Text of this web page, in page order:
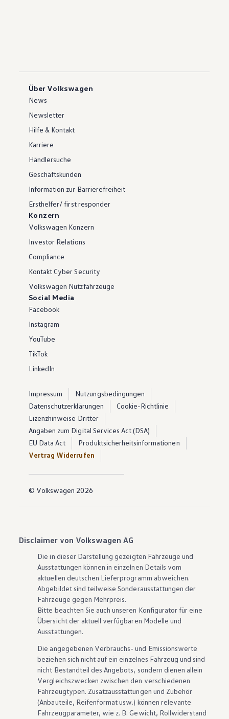
Über Volkswagen
News
Newsletter
Hilfe & Kontakt
Karriere
Händlersuche
Geschäftskunden
Information zur Barrierefreiheit
Ersthelfer/ first responder
Konzern
Volkswagen Konzern
Investor Relations
Compliance
Kontakt Cyber Security
Volkswagen Nutzfahrzeuge
Social Media
Facebook
Instagram
YouTube
TikTok
LinkedIn
Impressum
Nutzungsbedingungen
Datenschutzerklärungen
Cookie-Richtlinie
Lizenzhinweise Dritter
Angaben zum Digital Services Act (DSA)
EU Data Act
Produktsicherheitsinformationen
Vertrag Widerrufen
© Volkswagen 2026
Disclaimer von Volkswagen AG
Die in dieser Darstellung gezeigten Fahrzeuge und
Ausstattungen können in einzelnen Details vom
aktuellen deutschen Lieferprogramm abweichen.
Abgebildet sind teilweise Sonderausstattungen der
Fahrzeuge gegen Mehrpreis.
Bitte beachten Sie auch unseren Konfigurator für eine
Übersicht der aktuell verfügbaren Modelle und
Ausstattungen.
Die angegebenen Verbrauchs- und Emissionswerte
beziehen sich nicht auf ein einzelnes Fahrzeug und sind
nicht Bestandteil des Angebots, sondern dienen allein
Vergleichszwecken zwischen den verschiedenen
Fahrzeugtypen. Zusatzausstattungen und Zubehör
(Anbauteile, Reifenformat usw.) können relevante
Fahrzeugparameter, wie z. B. Gewicht, Rollwiderstand